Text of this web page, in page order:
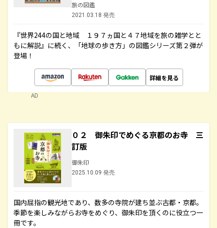
旅の図鑑
2021.03.18 発売
『世界244の国と地域 １９７ヵ国と４７地域を旅の雑学とと
もに解説』に続く、「地球の歩き方」の図鑑シリーズ第２弾が
登場！
詳細を見る
AD
０２ 御朱印でめぐる京都のお寺 三
訂版
御朱印
2025.10.09 発売
国内屈指の観光地であり、数多の寺院が建ち並ぶ古都・京都。
季節を楽しみながらお寺をめぐり、御朱印を頂くのに役立つ一
冊です。